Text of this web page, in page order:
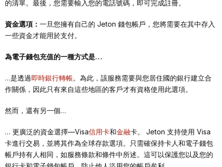
的清單。最後，您需要輸入您的電話號碼，即可完成註冊。
資金選項： 一旦您擁有自己的 Jeton 錢包帳戶，您將需要在其中存入
一些資金才能用於支付。
為電子錢包充值的一種方式是…
…是透過即時銀行轉帳。為此，該服務需要與您居住國的銀行建立合
作關係，因此只有來自這些地區的客戶才有資格使用此選項。
然而，還有另一個…
… 更廣泛的資金選擇—Visa信用卡和金融卡。 Jeton 支持使用 Visa
卡進行交易，並將其作為全球存款選項。只需確保持卡人和電子錢包
帳戶持有人相同，如服務條款和條件中所述。這可以保護您以及您的